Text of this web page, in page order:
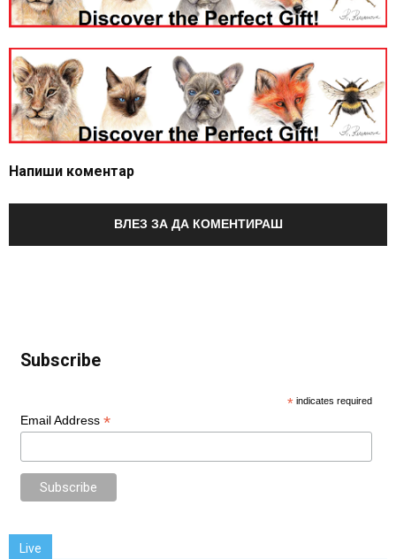
Напиши коментар
ВЛЕЗ ЗА ДА КОМЕНТИРАШ
Subscribe
* indicates required
Email Address *
Live